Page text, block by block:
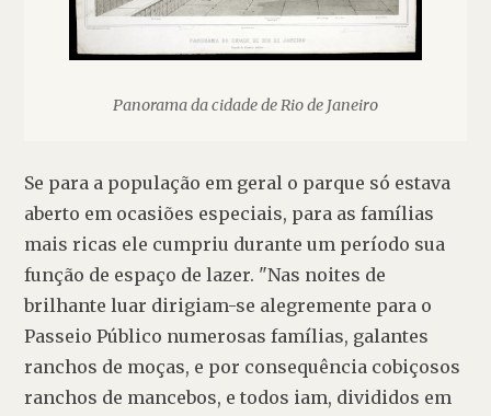
Panorama da cidade de Rio de Janeiro
Se para a população em geral o parque só estava
aberto em ocasiões especiais, para as famílias
mais ricas ele cumpriu durante um período sua
função de espaço de lazer. "Nas noites de
brilhante luar dirigiam-se alegremente para o
Passeio Público numerosas famílias, galantes
ranchos de moças, e por consequência cobiçosos
ranchos de mancebos, e todos iam, divididos em